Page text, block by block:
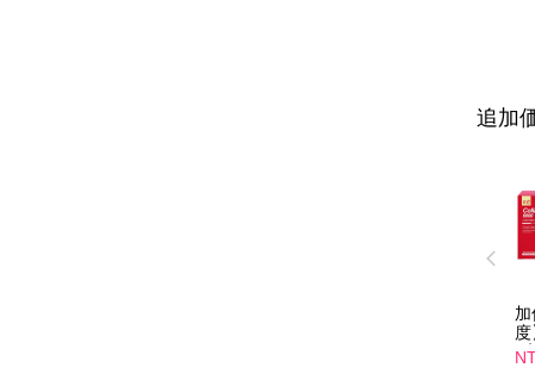
追加
4